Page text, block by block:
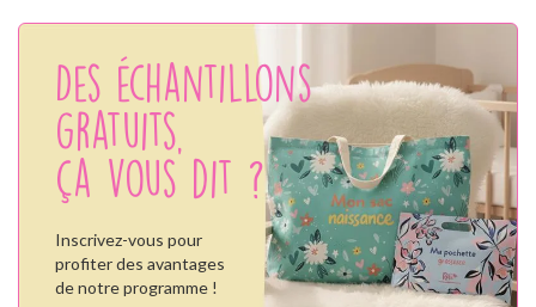
Des échantillons
gratuits,
ça vous dit ?
Inscrivez-vous pour
profiter des avantages
de notre programme !